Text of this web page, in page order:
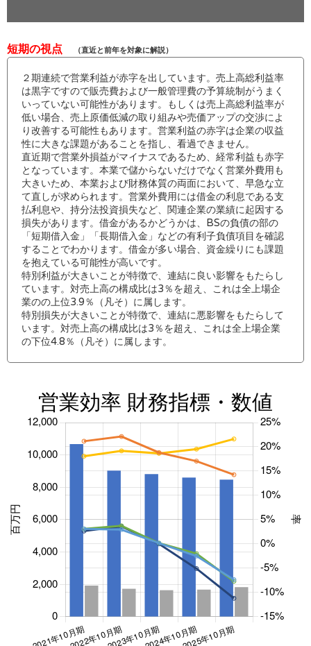
短期の視点 （直近と前年を対象に解説）
２期連続で営業利益が赤字を出しています。売上高総利益率
は黒字ですので販売費および一般管理費の予算統制がうまく
いっていない可能性があります。もしくは売上高総利益率が
低い場合、売上原価低減の取り組みや売価アップの交渉によ
り改善する可能性もあります。営業利益の赤字は企業の収益
性に大きな課題があることを指し、看過できません。
直近期で営業外損益がマイナスであるため、経常利益も赤字
となっています。本業で儲からないだけでなく営業外費用も
大きいため、本業および財務体質の両面において、早急な立
て直しが求められます。営業外費用には借金の利息である支
払利息や、持分法投資損失など、関連企業の業績に起因する
損失があります。借金があるかどうかは、BSの負債の部の
「短期借入金」「長期借入金」などの有利子負債項目を確認
することでわかります。借金が多い場合、資金繰りにも課題
を抱えている可能性が高いです。
特別利益が大きいことが特徴で、連結に良い影響をもたらし
ています。対売上高の構成比は3％を超え、これは全上場企
業のの上位3.9％（凡そ）に属します。
特別損失が大きいことが特徴で、連結に悪影響をもたらして
います。対売上高の構成比は3％を超え、これは全上場企業
の下位4.8％（凡そ）に属します。